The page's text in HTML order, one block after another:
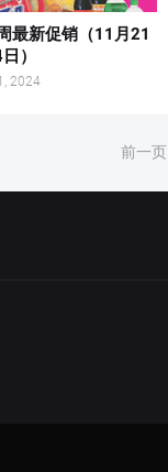
最新促销（11月21
）
2024
前一页